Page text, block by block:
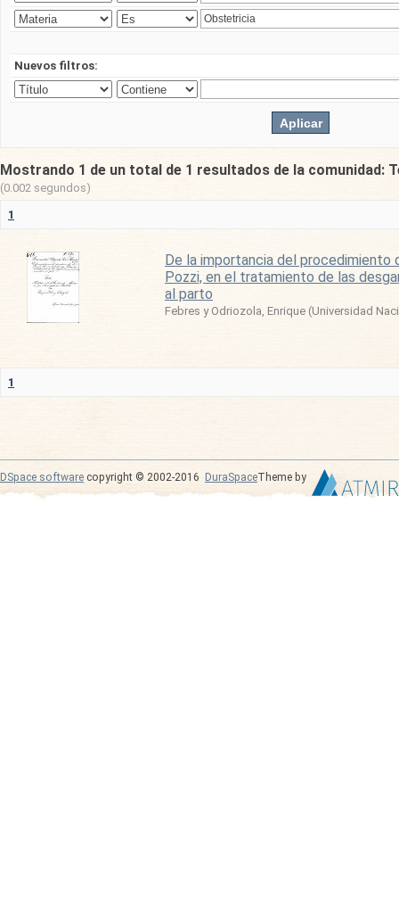
Nuevos filtros:
Mostrando 1 de un total de 1 resultados de la comunidad:
(0.002 segundos)
1
De la importancia del procedimiento
Pozzi, en el tratamiento de las
al parto
Febres y Odriozola, Enrique (Universidad
1
DSpace software copyright © 2002-2016 DuraSpaceTheme by